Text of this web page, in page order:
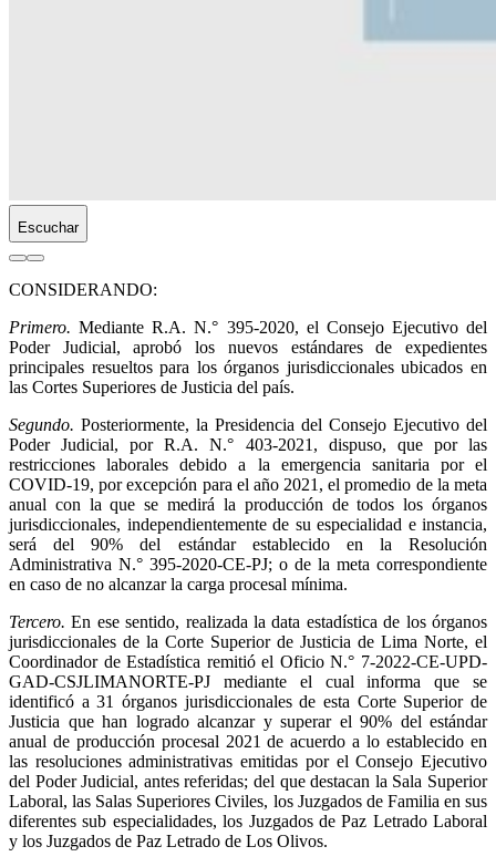
Escuchar
CONSIDERANDO:
Primero. Mediante R.A. N.° 395-2020, el Consejo Ejecutivo del
Poder Judicial, aprobó los nuevos estándares de expedientes
principales resueltos para los órganos jurisdiccionales ubicados en
las Cortes Superiores de Justicia del país.
Segundo. Posteriormente, la Presidencia del Consejo Ejecutivo del
Poder Judicial, por R.A. N.° 403-2021, dispuso, que por las
restricciones laborales debido a la emergencia sanitaria por el
COVID-19, por excepción para el año 2021, el promedio de la meta
anual con la que se medirá la producción de todos los órganos
jurisdiccionales, independientemente de su especialidad e instancia,
será del 90% del estándar establecido en la Resolución
Administrativa N.° 395-2020-CE-PJ; o de la meta correspondiente
en caso de no alcanzar la carga procesal mínima.
Tercero. En ese sentido, realizada la data estadística de los órganos
jurisdiccionales de la Corte Superior de Justicia de Lima Norte, el
Coordinador de Estadística remitió el Oficio N.° 7-2022-CE-UPD-
GAD-CSJLIMANORTE-PJ mediante el cual informa que se
identificó a 31 órganos jurisdiccionales de esta Corte Superior de
Justicia que han logrado alcanzar y superar el 90% del estándar
anual de producción procesal 2021 de acuerdo a lo establecido en
las resoluciones administrativas emitidas por el Consejo Ejecutivo
del Poder Judicial, antes referidas; del que destacan la Sala Superior
Laboral, las Salas Superiores Civiles, los Juzgados de Familia en sus
diferentes sub especialidades, los Juzgados de Paz Letrado Laboral
y los Juzgados de Paz Letrado de Los Olivos.